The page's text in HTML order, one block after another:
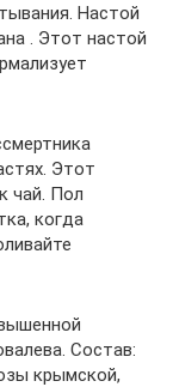
Настой
. Этот настой
Этот
чай. Пол
когда
Состав:
крымской,